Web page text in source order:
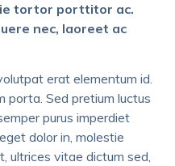
tortor porttitor ac.
nec, laoreet ac
erat elementum id.
porta. Sed pretium luctus
purus imperdiet
dolor in, molestie
ultrices vitae dictum sed,